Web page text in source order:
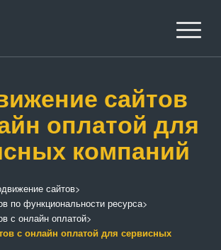
сайтов
оплатой для
компаний
сайтов>
по функциональности ресурса>
с онлайн оплатой>
с онлайн оплатой для сервисных